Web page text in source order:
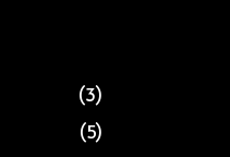
(3)
(5)